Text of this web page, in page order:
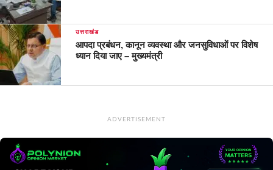
उत्तराखंड
आपदा प्रबंधन, कानून व्यवस्था और जनसुविधाओं पर विशेष
ध्यान दिया जाए – मुख्यमंत्री
ADVERTISEMENT